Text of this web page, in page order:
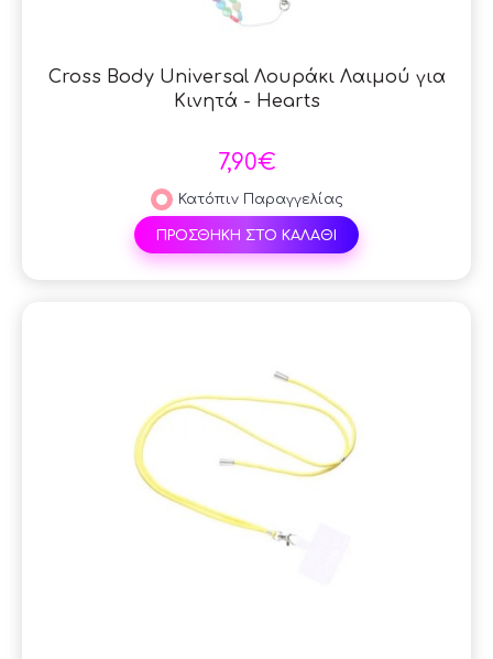
Cross Body Universal Λουράκι Λαιμού για
Κινητά - Hearts
7,90€
Κατόπιν Παραγγελίας
ΠΡΟΣΘΗΚΗ ΣΤΟ ΚΑΛΑΘΙ